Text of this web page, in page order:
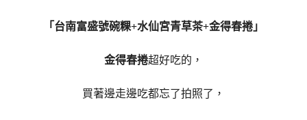
「台南富盛號碗粿+水仙宮青草茶+金得春捲」
金得春捲超好吃的，
買著邊走邊吃都忘了拍照了，